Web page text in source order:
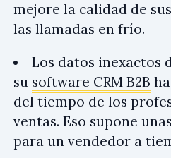
mejore la calidad de
las llamadas en frío.
Los datos inexactos
su software CRM B2B
del tiempo de los
ventas. Eso supone
para un vendedor a